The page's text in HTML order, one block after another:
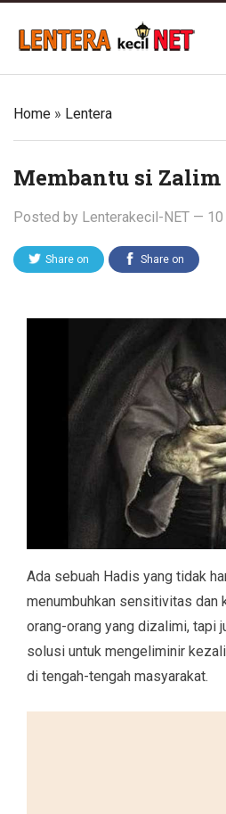
Home » Lentera
Membantu si Zalim
Posted by Lenterakecil-NET —
Share on Share on
Ada sebuah Hadis yang tidak
menumbuhkan sensitivitas dan
orang-orang yang dizalimi, tapi
solusi untuk mengeliminir
di tengah-tengah masyarakat.